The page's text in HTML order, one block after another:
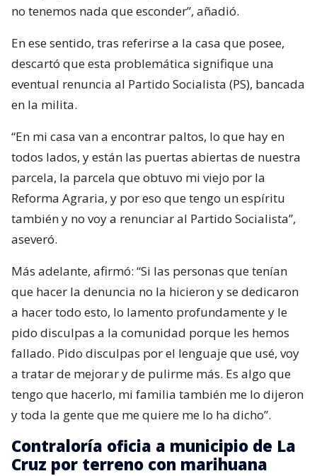
no tenemos nada que esconder”, añadió.
En ese sentido, tras referirse a la casa que posee,
descartó que esta problemática signifique una
eventual renuncia al Partido Socialista (PS), bancada
en la milita.
“En mi casa van a encontrar paltos, lo que hay en
todos lados, y están las puertas abiertas de nuestra
parcela, la parcela que obtuvo mi viejo por la
Reforma Agraria, y por eso que tengo un espíritu
también y no voy a renunciar al Partido Socialista”,
aseveró.
Más adelante, afirmó: “Si las personas que tenían
que hacer la denuncia no la hicieron y se dedicaron
a hacer todo esto, lo lamento profundamente y le
pido disculpas a la comunidad porque les hemos
fallado. Pido disculpas por el lenguaje que usé, voy
a tratar de mejorar y de pulirme más. Es algo que
tengo que hacerlo, mi familia también me lo dijeron
y toda la gente que me quiere me lo ha dicho”.
Contraloría oficia a municipio de La
Cruz por terreno con marihuana